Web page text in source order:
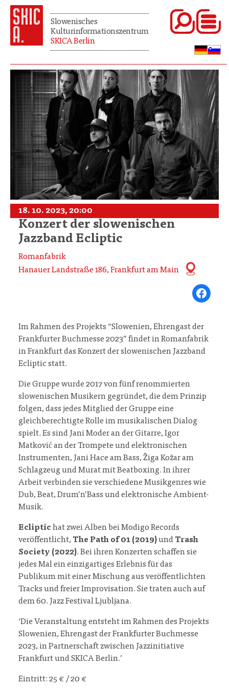
Slowenisches
Kulturinformationszentrum
SKICA Berlin
18. 10. 2023, 20:00
Konzert der slowenischen
Jazzband Ecliptic
Romanfabrik
Hanauer Landstraße 186, Frankfurt am Main
Share on
Im Rahmen des Projekts “Slowenien, Ehrengast der
Frankfurter Buchmesse 2023” findet in Romanfabrik
in Frankfurt das Konzert der slowenischen Jazzband
Ecliptic statt.
Die Gruppe wurde 2017 von fünf renommierten
slowenischen Musikern gegründet, die dem Prinzip
folgen, dass jedes Mitglied der Gruppe eine
gleichberechtigte Rolle im musikalischen Dialog
spielt. Es sind Jani Moder an der Gitarre, Igor
Matković an der Trompete und elektronischen
Instrumenten, Jani Hace am Bass, Žiga Kožar am
Schlagzeug und Murat mit Beatboxing. In ihrer
Arbeit verbinden sie verschiedene Musikgenres wie
Dub, Beat, Drum’n’Bass und elektronische Ambient-
Musik.
Ecliptic hat zwei Alben bei Modigo Records
veröffentlicht, The Path of 01 (2019)und Trash
Society (2022). Bei ihren Konzerten schaffen sie
jedes Mal ein einzigartiges Erlebnis für das
Publikum mit einer Mischung aus veröffentlichten
Tracks und freier Improvisation. Sie traten auch auf
dem 60. Jazz Festival Ljubljana.
‘Die Veranstaltung entsteht im Rahmen des Projekts
Slowenien, Ehrengast der Frankfurter Buchmesse
2023, in Partnerschaft zwischen Jazzinitiative
Frankfurt und SKICA Berlin.’
Eintritt: 25 € / 20 €